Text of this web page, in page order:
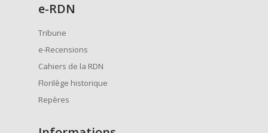
e-RDN
Tribune
e-Recensions
Cahiers de la RDN
Florilège historique
Repères